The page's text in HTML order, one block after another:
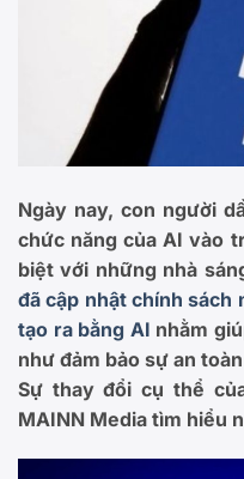
Ngày nay, con người
chức năng của AI vào
biệt với những nhà
đã cập nhật chính
tạo ra bằng AI nhằm
như đảm bảo sự an
Sự thay đổi cụ thể
MAINN Media tìm hiểu